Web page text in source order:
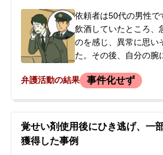
依頼者は50代の男性
飲酒していたところ、
のを感じ、異常に思い
た。その後、自分の腕
に薬物を使用させられ
た。今後どうすればよ
しておくべきことはあ
事務所へ相談に来られ
弁護活動の結果 事件化せず
覚せい剤使用後にひき逃げ、一
獲得した事例